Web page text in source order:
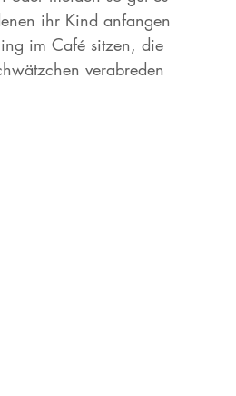
ihr Kind anfangen
im Café sitzen, die
verabreden